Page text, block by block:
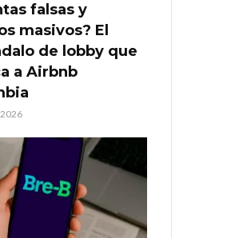
falsas y
masivos? El
de lobby que
a Airbnb